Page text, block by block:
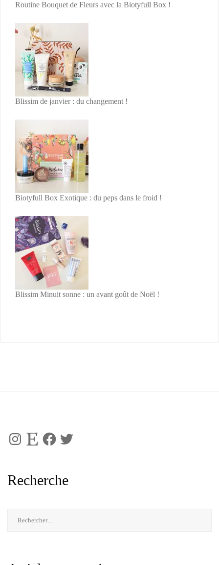
Routine Bouquet de Fleurs avec la Biotyfull Box !
Blissim de janvier : du changement !
Biotyfull Box Exotique : du peps dans le froid !
Blissim Minuit sonne : un avant goût de Noël !
Instagram
Etsy FacebookTwitter
Recherche